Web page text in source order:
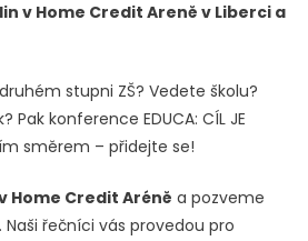
v Home Credit Areně v Liberci a
stupni ZŠ? Vedete školu?
Pak konference EDUCA: CÍL JE
směrem – přidejte se!
Home Credit Aréně a pozveme
řečníci vás provedou pro